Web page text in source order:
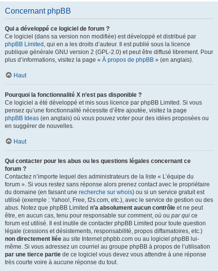
Concernant phpBB
Qui a développé ce logiciel de forum ?
Ce logiciel (dans sa version non modifiée) est développé et distribué par
phpBB Limited , qui en a les droits d’auteur. Il est publié sous la licence
publique générale GNU version 2 (GPL-2.0) et peut être diffusé librement. Pour
plus d’informations, visitez la page « À propos de phpBB » (en anglais).
Haut
Pourquoi la fonctionnalité X n’est pas disponible ?
Ce logiciel a été développé et mis sous licence par phpBB Limited. Si vous
pensez qu’une fonctionnalité nécessite d’être ajoutée, visitez la page
phpBB Ideas (en anglais) où vous pouvez voter pour des idées proposées ou
en suggérer de nouvelles.
Haut
Qui contacter pour les abus ou les questions légales concernant ce
forum ?
Contactez n’importe lequel des administrateurs de la liste « L’équipe du
forum ». Si vous restez sans réponse alors prenez contact avec le propriétaire
du domaine (en faisant une recherche sur whois) ou si un service gratuit est
utilisé (exemple : Yahoo!, Free, f2s.com, etc.), avec le service de gestion ou des
abus. Notez que phpBB Limited n’a absolument aucun contrôle et ne peut
être, en aucun cas, tenu pour responsable sur comment, où ou par qui ce
forum est utilisé. Il est inutile de contacter phpBB Limited pour toute question
légale (cessions et désistements, responsabilité, propos diffamatoires, etc.)
non directement liée au site Internet phpbb.com ou au logiciel phpBB lui-
même. Si vous adressez un courriel au groupe phpBB à propos de l’utilisation
par une tierce partie de ce logiciel vous devez vous attendre à une réponse
très courte voire à aucune réponse du tout.